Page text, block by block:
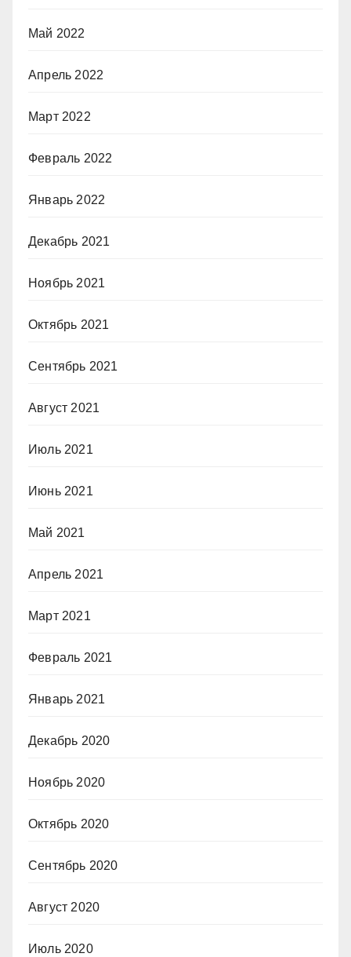
Май 2022
Апрель 2022
Март 2022
Февраль 2022
Январь 2022
Декабрь 2021
Ноябрь 2021
Октябрь 2021
Сентябрь 2021
Август 2021
Июль 2021
Июнь 2021
Май 2021
Апрель 2021
Март 2021
Февраль 2021
Январь 2021
Декабрь 2020
Ноябрь 2020
Октябрь 2020
Сентябрь 2020
Август 2020
Июль 2020